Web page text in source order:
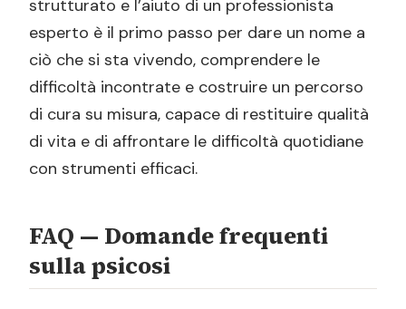
strutturato e l’aiuto di un professionista
esperto è il primo passo per dare un nome a
ciò che si sta vivendo, comprendere le
difficoltà incontrate e costruire un percorso
di cura su misura, capace di restituire qualità
di vita e di affrontare le difficoltà quotidiane
con strumenti efficaci.
FAQ — Domande frequenti
sulla psicosi